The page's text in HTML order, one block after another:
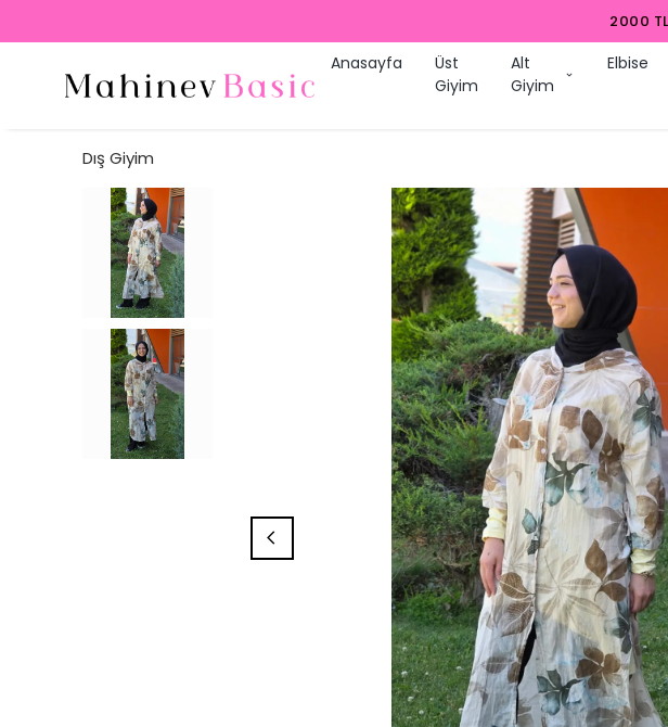
Anasayfa
Üst
Giyim
Alt
Giyim
Elbise
Dış Giyim